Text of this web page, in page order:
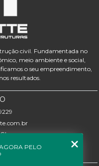
civil. Fundamentada no
meio ambiente e social,
o seu empreendimento,
resultados.
PELO